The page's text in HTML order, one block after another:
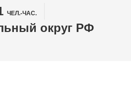
ЧЕЛ.-ЧАС.
округ РФ